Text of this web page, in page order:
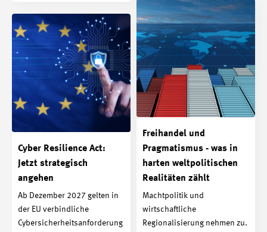
Freihandel und
Pragmatismus - was in
harten weltpolitischen
Realitäten zählt
Machtpolitik und
wirtschaftliche
Regionalisierung nehmen zu.
Cyber Resilience Act:
Jetzt strategisch
angehen
Ab Dezember 2027 gelten in
der EU verbindliche
Cybersicherheitsanforderung